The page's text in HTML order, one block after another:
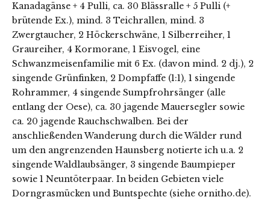
Kanadagänse + 4 Pulli, ca. 30 Blässralle + 5 Pulli (+
brütende Ex.), mind. 3 Teichrallen, mind. 3
Zwergtaucher, 2 Höckerschwäne, 1 Silberreiher, 1
Graureiher, 4 Kormorane, 1 Eisvogel, eine
Schwanzmeisenfamilie mit 6 Ex. (davon mind. 2 dj.), 2
singende Grünfinken, 2 Dompfaffe (1:1), 1 singende
Rohrammer, 4 singende Sumpfrohrsänger (alle
entlang der Oese), ca. 30 jagende Mauersegler sowie
ca. 20 jagende Rauchschwalben. Bei der
anschließenden Wanderung durch die Wälder rund
um den angrenzenden Haunsberg notierte ich u.a. 2
singende Waldlaubsänger, 3 singende Baumpieper
sowie 1 Neuntöterpaar. In beiden Gebieten viele
Dorngrasmücken und Buntspechte (siehe ornitho.de).